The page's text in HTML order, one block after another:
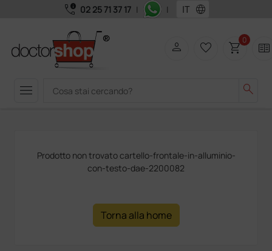
call_quality 02 25 71 37 17 | | language
menu search
person favorite_border shopping_cart0 two_pager
Prodotto non trovato cartello-frontale-in-alluminio-
con-testo-dae-2200082
Torna alla home